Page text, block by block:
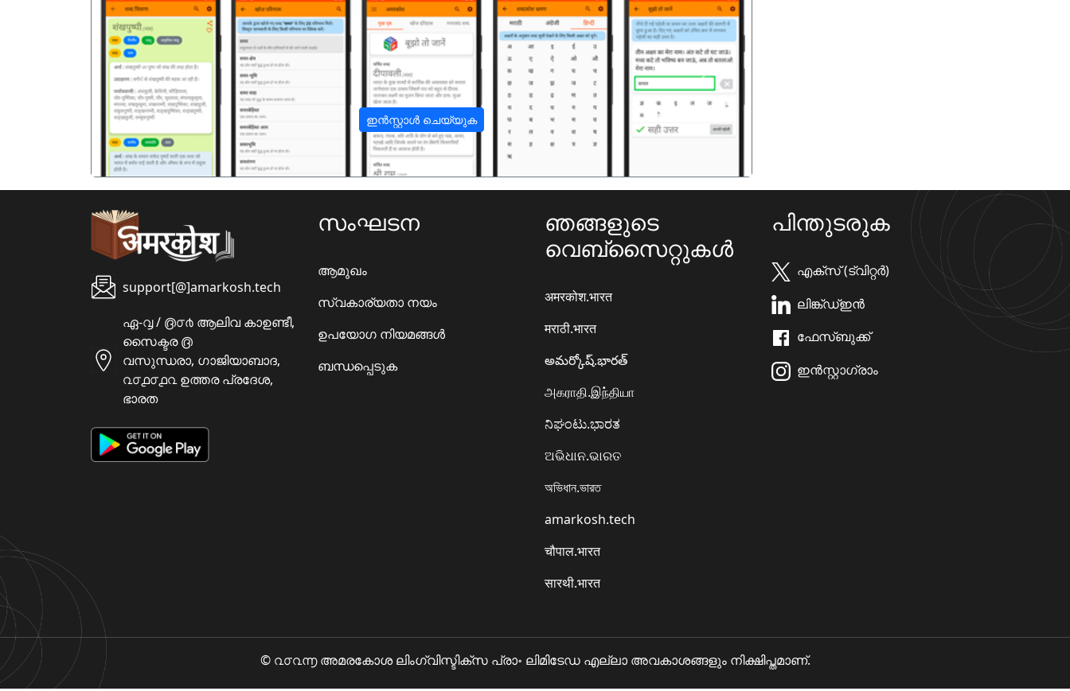
ഇൻസ്റ്റാൾ ചെയ്യുക
पिछला अगला
support[@]amarkosh.tech
ഏ-൮ / ൫൦൪ ആലിവ കാഉണ്ടീ,
സൈക്ടര ൫
വസുന്ധരാ, ഗാജിയാബാദ,
൨൦൧൦൧൨ ഉത്തര പ്രദേശ,
ഭാരത
സംഘടന
ആമുഖം
സ്വകാര്യതാ നയം
ഉപയോഗ നിയമങ്ങൾ
ബന്ധപ്പെടുക
ഞങ്ങളുടെ
വെബ്സൈറ്റുകൾ
अमरकोश.भारत
मराठी.भारत
అమర్కోష్.భారత్
அகராதி.இந்தியா
ನಿಘಂಟು.ಭಾರತ
ଅଭିଧାନ.ଭାରତ
অভিধান.ভারত
amarkosh.tech
चौपाल.भारत
सारथी.भारत
പിന്തുടരുക
എക്സ് (ട്വിറ്റർ)
ലിങ്ക്ഡ്ഇൻ
ഫേസ്ബുക്ക്
ഇൻസ്റ്റാഗ്രാം
© ൨൦൨൬ അമരകോശ ലിംഗ്വിസ്ടിക്സ പ്രാ॰ ലിമിടേഡ എല്ലാ അവകാശങ്ങളും നിക്ഷിപ്തമാണ്.